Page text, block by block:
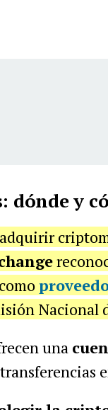
dónde y
Nacional
una